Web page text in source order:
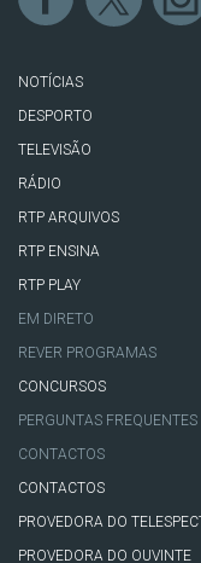
NOTÍCIAS
DESPORTO
TELEVISÃO
RÁDIO
RTP ARQUIVOS
RTP ENSINA
RTP PLAY
EM DIRETO
REVER PROGRAMAS
CONCURSOS
PERGUNTAS FREQUENTES
CONTACTOS
CONTACTOS
PROVEDORA DO
PROVEDORA DO OUVINTE